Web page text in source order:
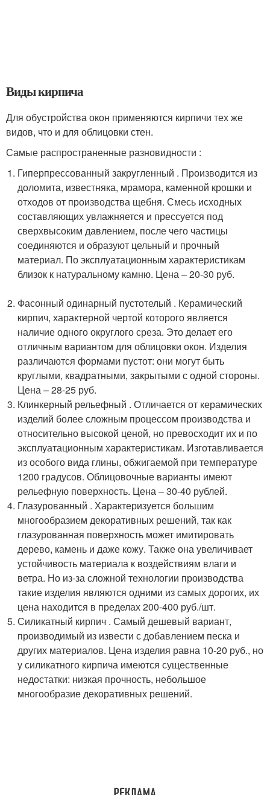
Виды кирпича
Для обустройства окон применяются кирпичи тех же
видов, что и для облицовки стен.
Самые распространенные разновидности :
Гиперпрессованный закругленный . Производится из
доломита, известняка, мрамора, каменной крошки и
отходов от производства щебня. Смесь исходных
составляющих увлажняется и прессуется под
сверхвысоким давлением, после чего частицы
соединяются и образуют цельный и прочный
материал. По эксплуатационным характеристикам
близок к натуральному камню. Цена – 20-30 руб.
Фасонный одинарный пустотелый . Керамический
кирпич, характерной чертой которого является
наличие одного округлого среза. Это делает его
отличным вариантом для облицовки окон. Изделия
различаются формами пустот: они могут быть
круглыми, квадратными, закрытыми с одной стороны.
Цена – 28-25 руб.
Клинкерный рельефный . Отличается от керамических
изделий более сложным процессом производства и
относительно высокой ценой, но превосходит их и по
эксплуатационным характеристикам. Изготавливается
из особого вида глины, обжигаемой при температуре
1200 градусов. Облицовочные варианты имеют
рельефную поверхность. Цена – 30-40 рублей.
Глазурованный . Характеризуется большим
многообразием декоративных решений, так как
глазурованная поверхность может имитировать
дерево, камень и даже кожу. Также она увеличивает
устойчивость материала к воздействиям влаги и
ветра. Но из-за сложной технологии производства
такие изделия являются одними из самых дорогих, их
цена находится в пределах 200-400 руб./шт.
Силикатный кирпич . Самый дешевый вариант,
производимый из извести с добавлением песка и
других материалов. Цена изделия равна 10-20 руб., но
у силикатного кирпича имеются существенные
недостатки: низкая прочность, небольшое
многообразие декоративных решений.